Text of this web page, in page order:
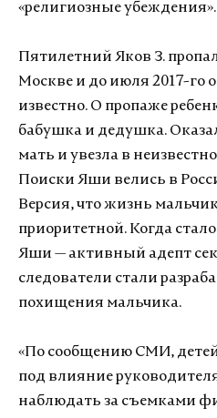
«религиозные убеждения».
Пятилетний Яков З.
Москве и до июля 2017-го
известно. О пропаже
бабушка и дедушка.
мать и увезла в
Поиски Яши велись в
Версия, что жизнь
приоритетной. Когда
Яши — активный адепт
следователи стали
похищения мальчика.
«По сообщению СМИ,
под влияние
наблюдать за съемками